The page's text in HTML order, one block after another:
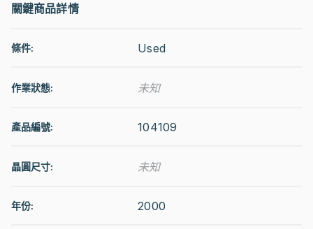
關鍵商品詳情
條件: Used
作業狀態: 未知
產品編號: 104109
晶圓尺寸: 未知
年份: 2000